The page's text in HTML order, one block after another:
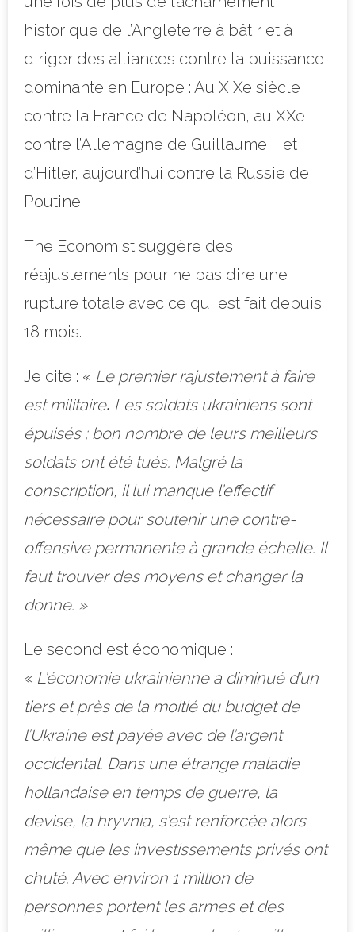
historique de l’Angleterre à bâtir et à
diriger des alliances contre la puissance
dominante en Europe : Au XIXe siècle
contre la France de Napoléon, au XXe
contre l’Allemagne de Guillaume II et
d’Hitler, aujourd’hui contre la Russie de
Poutine.
The Economist suggère des
réajustements pour ne pas dire une
rupture totale avec ce qui est fait depuis
18 mois.
Je cite : « Le premier rajustement à faire
est militaire. Les soldats ukrainiens sont
épuisés ; bon nombre de leurs meilleurs
soldats ont été tués. Malgré la
conscription, il lui manque l’effectif
nécessaire pour soutenir une contre-
offensive permanente à grande échelle. Il
faut trouver des moyens et changer la
donne. »
Le second est économique :
« L’économie ukrainienne a diminué d’un
tiers et près de la moitié du budget de
l’Ukraine est payée avec de l’argent
occidental. Dans une étrange maladie
hollandaise en temps de guerre, la
devise, la hryvnia, s’est renforcée alors
même que les investissements privés ont
chuté. Avec environ 1 million de
personnes portent les armes et des